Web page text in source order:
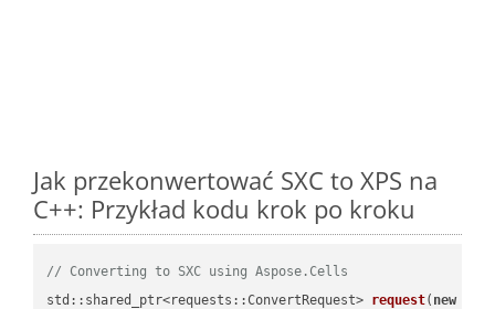
Jak przekonwertować SXC to XPS na
C++: Przykład kodu krok po kroku
// Converting to SXC using Aspose.Cells
std::shared_ptr<requests::ConvertRequest> request( new